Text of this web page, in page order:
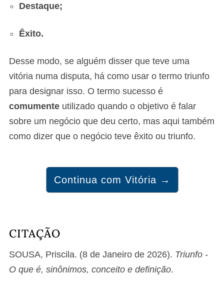
Destaque;
Êxito.
Desse modo, se alguém disser que teve uma
vitória numa disputa, há como usar o termo triunfo
para designar isso. O termo sucesso é
comumente utilizado quando o objetivo é falar
sobre um negócio que deu certo, mas aqui também
como dizer que o negócio teve êxito ou triunfo.
Continua com Vitória →
CITAÇÃO
SOUSA, Priscila. (8 de Janeiro de 2026). Triunfo -
O que é, sinônimos, conceito e definição.